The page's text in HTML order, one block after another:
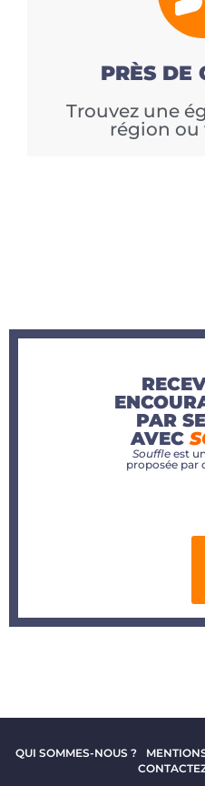
PRÈS DE
Trouvez une
région ou
PAR
AVEC
Souffle est
proposée par
QUI SOMMES-NOUS ?